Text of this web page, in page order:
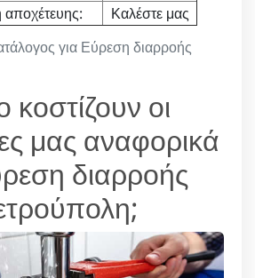
για Εύρεση διαρροής
αποχέτευης:
Καλέστε μας
οι
μας αναφορικά
διαρροής